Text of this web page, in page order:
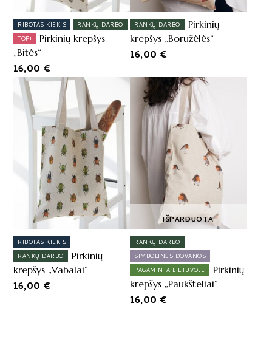
RIBOTAS KIEKIS
RANKŲ DARBO
TOP!
Pirkinių krepšys
„Bitės“
16,00 €
RANKŲ DARBO
Pirkinių
krepšys „Boružėlės“
16,00 €
RIBOTAS KIEKIS
RANKŲ DARBO
Pirkinių
krepšys „Vabalai“
16,00 €
RANKŲ DARBO
SIMBOLINĖS DOVANOS
PAGAMINTA LIETUVOJE
Pirkinių
krepšys „Paukšteliai“
16,00 €
IŠPARDUOTA